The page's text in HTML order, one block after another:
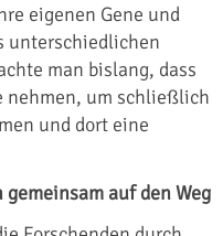
eigenen Gene und
unterschiedlichen
man bislang, dass
nehmen, um schließlich
und dort eine
auf den Weg